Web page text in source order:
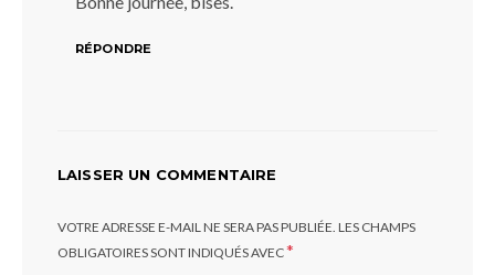
RÉPONDRE
LAISSER UN COMMENTAIRE
VOTRE ADRESSE E-MAIL NE SERA PAS PUBLIÉE. LES CHAMPS
OBLIGATOIRES SONT INDIQUÉS AVEC*